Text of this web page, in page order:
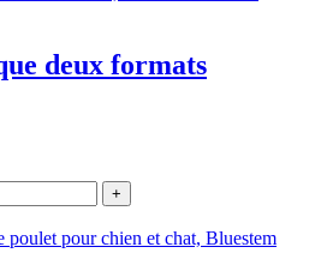
deux formats
+